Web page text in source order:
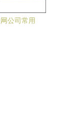
公司常用